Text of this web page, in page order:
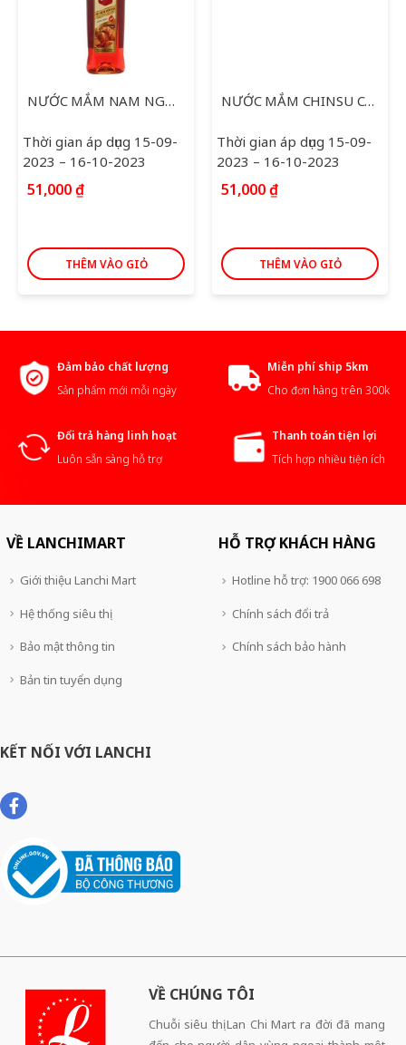
NƯỚC MẮM NAM NGƯ NHÃN VÀNG 650ML
Thời gian áp dụng 15-09-
2023 – 16-10-2023
51,000₫
THÊM VÀO GIỎ
NƯỚC MẮM CHINSU CÁ HỒI 500ML
Thời gian áp dụng 15-09-
2023 – 16-10-2023
51,000₫
THÊM VÀO GIỎ
Đảm bảo chất lượng
Sản phẩm mới mỗi ngày
Miễn phí ship 5km
Cho đơn hàng trên 300k
Đổi trả hàng linh hoạt
Luôn sẵn sàng hỗ trợ
Thanh toán tiện lợi
Tích hợp nhiều tiện ích
VỀ LANCHIMART
Giới thiệu Lanchi Mart
Hệ thống siêu thị
Bảo mật thông tin
Bản tin tuyển dụng
HỖ TRỢ KHÁCH HÀNG
Hotline hỗ trợ: 1900 066 698
Chính sách đổi trả
Chính sách bảo hành
KẾT NỐI VỚI LANCHI
VỀ CHÚNG TÔI
Chuỗi siêu thị Lan Chi Mart ra đời đã mang